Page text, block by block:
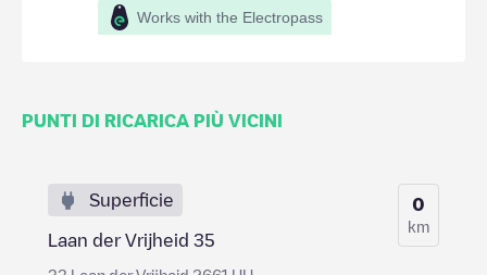
Works with the Electropass
PUNTI DI RICARICA PIÙ VICINI
Superficie
Laan der Vrijheid 35
0
km